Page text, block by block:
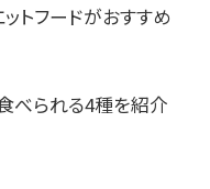
トフードがおすすめ
べられる4種を紹介